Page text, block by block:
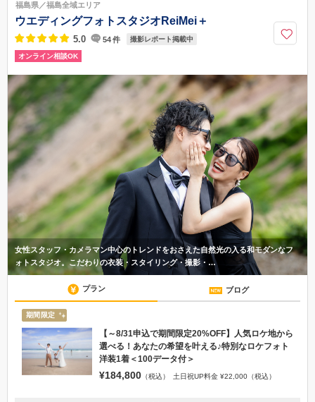
024-931-2546
福島県／福島全域エリア
ウエディングフォトスタジオReiMei＋
5.0 54件 撮影レポート掲載中
オンライン相談OK
女性スタッフ・カメラマン中心のトレンドをおさえた自然光の入る和モダンなフ
ォトスタジオ。こだわりの衣装・スタイリング・撮影・…
プラン ブログ
期間限定
【～8/31申込で期間限定20%OFF】人気ロケ地から
選べる！あなたの希望を叶える♪特別なロケフォト
洋装1着＜100データ付＞
¥184,800 （税込） 土日祝UP料金 ¥22,000（税込）